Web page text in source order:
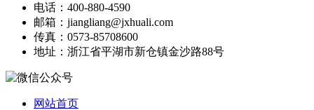
电话：400-880-4590
邮箱：jiangliang@jxhuali.com
传真：0573-85708600
地址：浙江省平湖市新仓镇金沙路88号
网站首页